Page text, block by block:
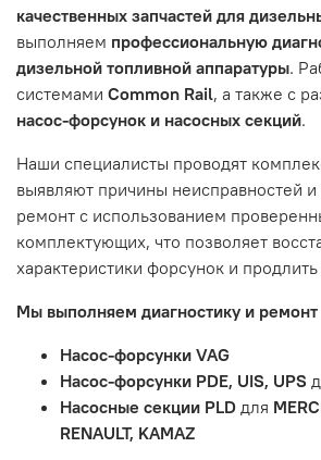
обслуживания или эксплуатации
возникнут проблемы с
мы обязательно разберемся в
решение. Однако если проблема
перечисленных выше факторов, мы
Гарантия не распространяется на
Истек гарантийный срок.
Товар является расходным
тормозные колодки, диски
Неисправности вызваны ДТП,
или чрезмерным износом.
Неисправность топливной системы
впуска/выпуска.
качественных запчастей для
выполняем профессиональную
дизельной топливной аппаратуры.
системами Common Rail, а также с
насос-форсунок и насосных секций.
Наши специалисты проводят
выявляют причины неисправностей
ремонт с использованием
комплектующих, что позволяет
характеристики форсунок и
Мы выполняем диагностику и
Насос-форсунки VAG
Насос-форсунки PDE, UIS, UPS
Насосные секции PLD для
RENAULT, KAMAZ